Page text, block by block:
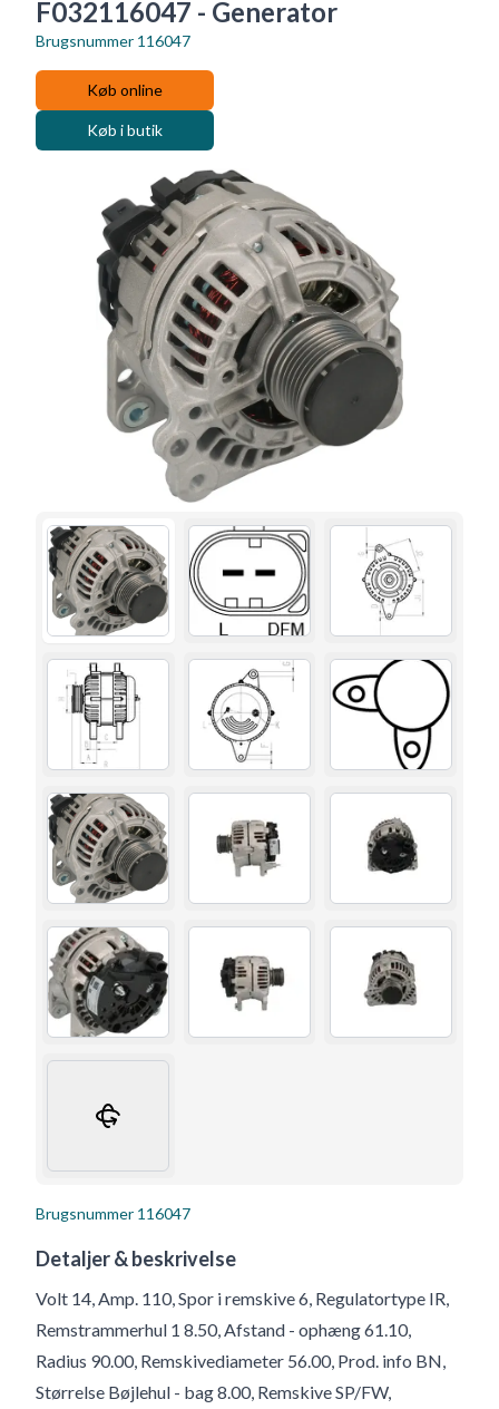
F032116047 - Generator
Brugsnummer 116047
Køb online
Køb i butik
Brugsnummer 116047
Detaljer & beskrivelse
Volt 14, Amp. 110, Spor i remskive 6, Regulatortype IR,
Remstrammerhul 1 8.50, Afstand - ophæng 61.10,
Radius 90.00, Remskivediameter 56.00, Prod. info BN,
Størrelse Bøjlehul - bag 8.00, Remskive SP/FW,